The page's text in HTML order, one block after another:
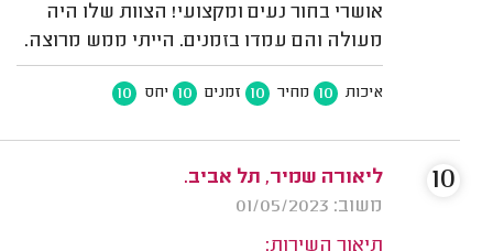
אושרי בחור נעים ומקצועי! הצוות שלו היה
מעולה והם עמדו בזמנים. הייתי ממש מרוצה.
איכות 10 מחיר 10 זמנים 10 יחס 10
ליאורה שמיר, תל אביב.
משוב: 01/05/2023
תיאור השירות:
10